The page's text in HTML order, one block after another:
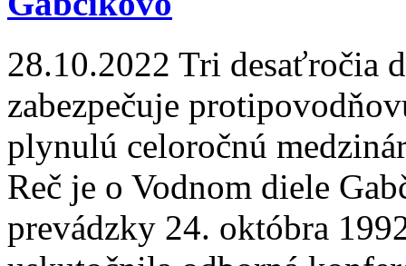
28.10.2022 Tri desaťročia
zabezpečuje
plynulú celoročnú
Reč je o Vodnom diele
prevádzky 24. októbra